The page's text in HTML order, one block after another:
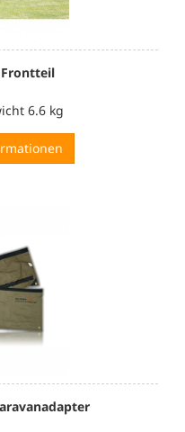
Frontteil
6.6 kg